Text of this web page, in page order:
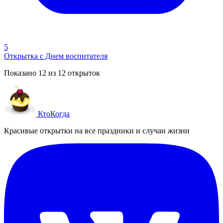
5
Открытка с Днем воспитателя
Показано 12 из 12 открыток
КтоКогда
Красивые открытки на все праздники и случаи жизни